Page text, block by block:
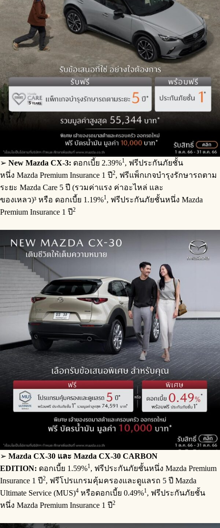
➢ New Mazda CX-3: ดอกเบี้ย 2.39%1 , ฟรีประกันภัยชั้น
หนึ่ง Mazda Premium Insurance 1 ปี2, ฟรีแพ็กเกจบำรุงรักษารถตาม
ระยะ Mazda Care 5 ปี (รวมค่าแรง ค่าอะไหล่ และ
ของเหลว)³ หรือ ดอกเบี้ย 1.19%1 , ฟรีประกันภัยชั้นหนึ่ง Mazda
Premium Insurance 1 ปี2
➢ Mazda CX-30 และ Mazda CX-30 CARBON
EDITION: ดอกเบี้ย 1.59%1 , ฟรีประกันภัยชั้นหนึ่ง Mazda Premium
Insurance 1 ปี2, ฟรีโปรแกรมคุ้มครองและดูแลรถ 5 ปี Mazda
Ultimate Service (MUS)4 หรือดอกเบี้ย 0.49%1 , ฟรีประกันภัยชั้น
หนึ่ง Mazda Premium Insurance 1 ปี2